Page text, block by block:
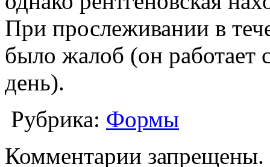
При прослеживании в
было жалоб (он работает
день).
Рубрика: Формы
Комментарии запрещены.